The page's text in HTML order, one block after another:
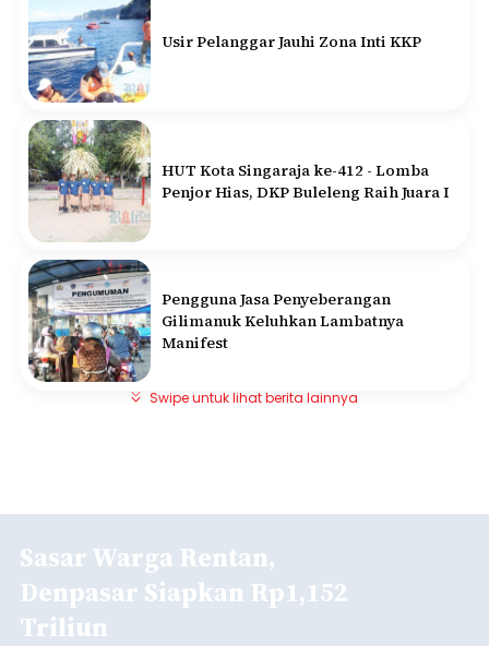
Usir Pelanggar Jauhi Zona Inti KKP
HUT Kota Singaraja ke-412 - Lomba
Penjor Hias, DKP Buleleng Raih Juara I
Pengguna Jasa Penyeberangan
Gilimanuk Keluhkan Lambatnya
Manifest
Swipe untuk lihat berita lainnya
Sasar Warga Rentan,
Denpasar Siapkan Rp1,152
Triliun